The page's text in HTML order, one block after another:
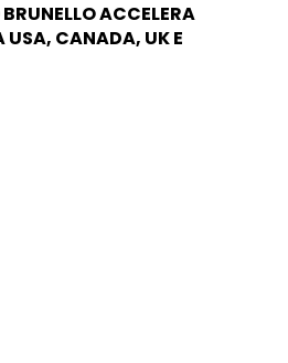
ACCELERA
USA, CANADA, UK E